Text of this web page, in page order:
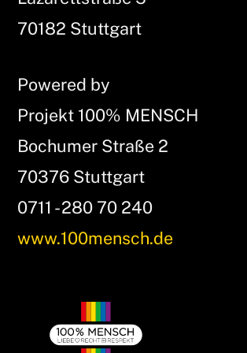
70182 Stuttgart
Powered by
Projekt 100% MENSCH
Bochumer Straße 2
70376 Stuttgart
0711 - 280 70 240
www.100mensch.de